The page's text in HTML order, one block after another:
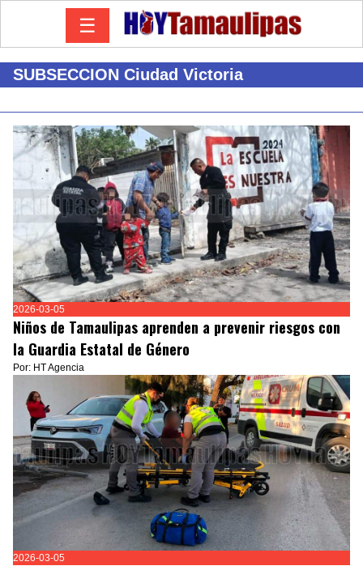
☰
SUBSECCION Ciudad Victoria
2026-03-05
Niños de Tamaulipas aprenden a prevenir riesgos con
la Guardia Estatal de Género
Por: HT Agencia
2026-03-05